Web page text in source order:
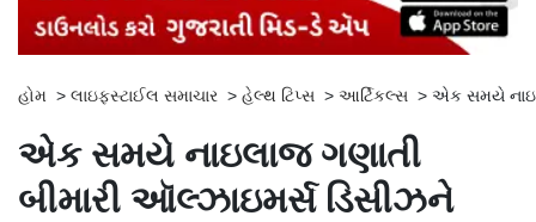
હોમ > લાઇફસ્ટાઈલ સમાચાર > હેલ્થ ટિપ્સ > આર્ટિકલ્સ > એક સમયે
એક સમયે નાઇલાજ ગણાતી
બીમારી ઑલ્ઝાઇમર્સ ડિસીઝને